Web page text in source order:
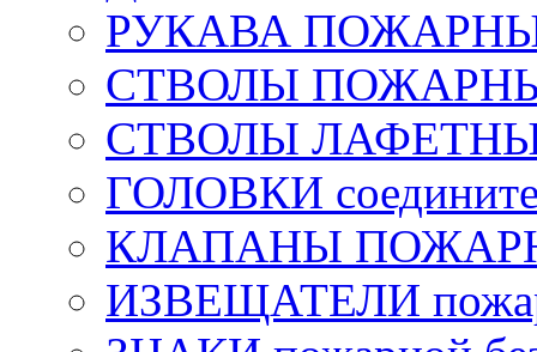
РУКАВА
СТВОЛЫ
СТВОЛЫ
ГОЛОВКИ
КЛАПАНЫ
ИЗВЕЩАТЕЛИ